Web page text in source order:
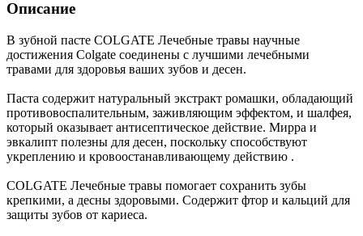
Описание
В зубной пасте COLGATE Лечебные травы научные
достижения Colgate соединены с лучшими лечебными
травами для здоровья ваших зубов и десен.
Паста содержит натуральный экстракт ромашки, обладающий
противовоспалительным, заживляющим эффектом, и шалфея,
который оказывает антисептическое действие. Мирра и
эвкалипт полезны для десен, поскольку способствуют
укреплению и кровоостанавливающему действию .
COLGATE Лечебные травы помогает сохранить зубы
крепкими, а десны здоровыми. Содержит фтор и кальций для
защиты зубов от кариеса.